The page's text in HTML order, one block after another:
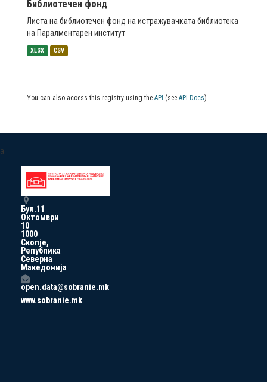
Библиотечен фонд
Листа на библиотечен фонд на истражувачката библиотека
на Паралментарен институт
XLSX CSV
You can also access this registry using the API (see API Docs).
a
Бул.11
Октомври
10
1000
Скопје,
Република
Северна
Македонија
open.data@sobranie.mk
www.sobranie.mk